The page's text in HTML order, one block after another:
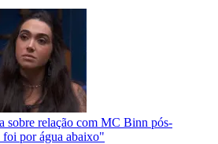
sobre relação com MC Binn pós-
por água abaixo"